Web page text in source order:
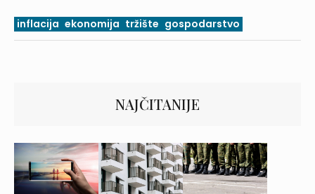
inflacija ekonomija tržište gospodarstvo
NAJČITANIJE